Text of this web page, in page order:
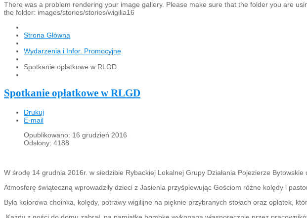
There was a problem rendering your image gallery. Please make sure that the folder you are
the folder: images/stories/stories/wigilia16
Strona Główna
Wydarzenia i Infor. Promocyjne
Spotkanie opłatkowe w RLGD
Spotkanie opłatkowe w RLGD
Drukuj
E-mail
Opublikowano: 16 grudzień 2016
Odsłony: 4188
W środę 14 grudnia 2016r. w siedzibie Rybackiej Lokalnej Grupy Działania Pojezierze Bytowskie
Atmosferę świąteczną wprowadziły dzieci z Jasienia przyśpiewując Gościom różne kolędy i
Była kolorowa choinka, kolędy, potrawy wigilijne na pięknie przybranych stołach oraz opłatek,